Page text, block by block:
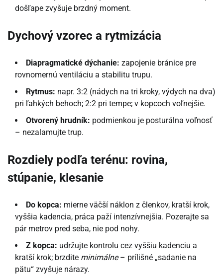
došľape zvyšuje brzdný moment.
Dychový vzorec a rytmizácia
Diapragmatické dýchanie: zapojenie bránice pre
rovnomernú ventiláciu a stabilitu trupu.
Rytmus: napr. 3:2 (nádych na tri kroky, výdych na dva)
pri ľahkých behoch; 2:2 pri tempe; v kopcoch voľnejšie.
Otvorený hrudník: podmienkou je posturálna voľnosť
– nezalamujte trup.
Rozdiely podľa terénu: rovina,
stúpanie, klesanie
Do kopca: mierne väčší náklon z členkov, kratší krok,
vyššia kadencia, práca paží intenzívnejšia. Pozerajte sa
pár metrov pred seba, nie pod nohy.
Z kopca: udržujte kontrolu cez vyššiu kadenciu a
kratší krok; brzdite minimálne– prílišné „sadanie na
pätu“ zvyšuje nárazy.